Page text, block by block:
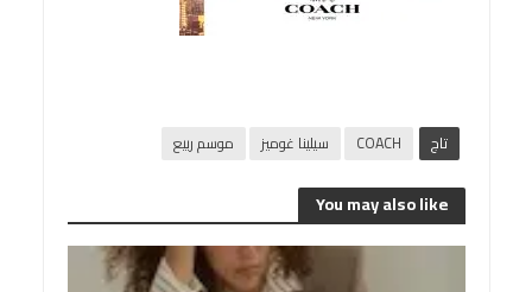
تاج COACH سيلينا غوميز موسم ربيع
You may also like